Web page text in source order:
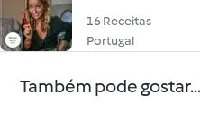
16 Receitas
Portugal
Também pode gostar...